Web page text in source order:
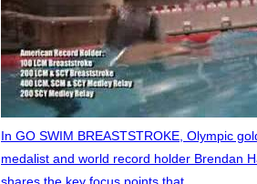
In GO SWIM BREASTSTROKE, Olympic
medalist and world record holder Brendan